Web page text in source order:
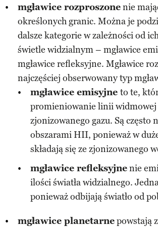
mgławice rozproszonenie
określonych granic. Można je
dalsze kategorie w zależności od
świetle widzialnym – mgławice
mgławice refleksyjne. Mgławice
najczęściej obserwowany typ
mgławice emisyjne to te,
promieniowanie linii widmowej
zjonizowanego gazu. Są często
obszarami HII, ponieważ w
składają się ze zjonizowanego
mgławice refleksyjnenie
ilości światła widzialnego.
ponieważ odbijają światło od
mgławice planetarnepowstają